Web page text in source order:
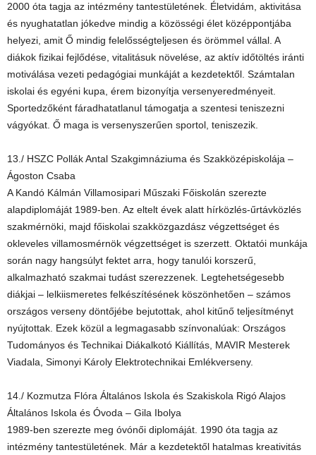
2000 óta tagja az intézmény tantestületének. Életvidám, aktivitása
és nyughatatlan jókedve mindig a közösségi élet középpontjába
helyezi, amit Ő mindig felelősségteljesen és örömmel vállal. A
diákok fizikai fejlődése, vitalitásuk növelése, az aktív időtöltés iránti
motiválása vezeti pedagógiai munkáját a kezdetektől. Számtalan
iskolai és egyéni kupa, érem bizonyítja versenyeredményeit.
Sportedzőként fáradhatatlanul támogatja a szentesi teniszezni
vágyókat. Ő maga is versenyszerűen sportol, teniszezik.
13./ HSZC Pollák Antal Szakgimnáziuma és Szakközépiskolája –
Ágoston Csaba
A Kandó Kálmán Villamosipari Műszaki Főiskolán szerezte
alapdiplomáját 1989-ben. Az eltelt évek alatt hírközlés-űrtávközlés
szakmérnöki, majd főiskolai szakközgazdász végzettséget és
okleveles villamosmérnök végzettséget is szerzett. Oktatói munkája
során nagy hangsúlyt fektet arra, hogy tanulói korszerű,
alkalmazható szakmai tudást szerezzenek. Legtehetségesebb
diákjai – lelkiismeretes felkészítésének köszönhetően – számos
országos verseny döntőjébe bejutottak, ahol kitűnő teljesítményt
nyújtottak. Ezek közül a legmagasabb színvonalúak: Országos
Tudományos és Technikai Diákalkotó Kiállítás, MAVIR Mesterek
Viadala, Simonyi Károly Elektrotechnikai Emlékverseny.
14./ Kozmutza Flóra Általános Iskola és Szakiskola Rigó Alajos
Általános Iskola és Óvoda – Gila Ibolya
1989-ben szerezte meg óvónői diplomáját. 1990 óta tagja az
intézmény tantestületének. Már a kezdetektől hatalmas kreativitás